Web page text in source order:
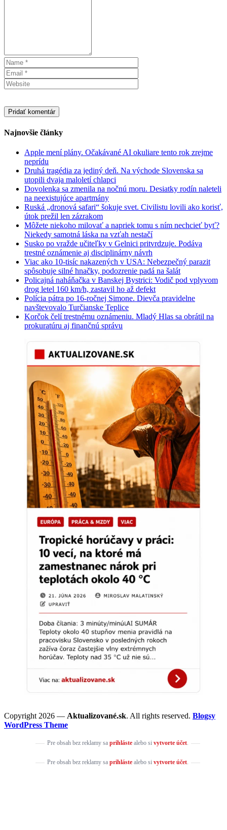
Najnovšie články
Apple mení plány. Očakávané AI okuliare tento rok zrejme
neprídu
Druhá tragédia za jediný deň. Na východe Slovenska sa
utopili dvaja maloletí chlapci
Dovolenka sa zmenila na nočnú moru. Desiatky rodín naleteli
na neexistujúce apartmány
Ruská „dronová safari“ šokuje svet. Civilistu lovili ako korisť,
útok prežil len zázrakom
Môžete niekoho milovať a napriek tomu s ním nechcieť byť?
Niekedy samotná láska na vzťah nestačí
Susko po vražde učiteľky v Gelnici pritvrdzuje. Podáva
trestné oznámenie aj disciplinárny návrh
Viac ako 10-tisíc nakazených v USA: Nebezpečný parazit
spôsobuje silné hnačky, podozrenie padá na šalát
Policajná naháňačka v Banskej Bystrici: Vodič pod vplyvom
drog letel 160 km/h, zastavil ho až defekt
Polícia pátra po 16-ročnej Simone. Dievča pravidelne
navštevovalo Turčianske Teplice
Korčok čelí trestnému oznámeniu. Mladý Hlas sa obrátil na
prokuratúru aj finančnú správu
Copyright 2026 — Aktualizované.sk. All rights reserved. Blogsy
WordPress Theme
Pre obsah bez reklamy sa prihlástealebo si vytvorte účet.